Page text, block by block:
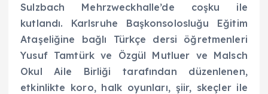
Sulzbach Mehrzweckhalle’de coşku ile
kutlandı. Karlsruhe Başkonsolosluğu Eğitim
Ataşeliğine bağlı Türkçe dersi öğretmenleri
Yusuf Tamtürk ve Özgül Mutluer ve Malsch
Okul Aile Birliği tarafından düzenlenen,
etkinlikte koro, halk oyunları, şiir, skeçler ile